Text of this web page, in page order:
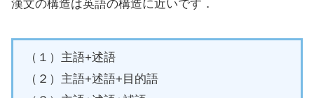
漢文の構造は英語の構造に近いです．
（１）主語+述語
（２）主語+述語+目的語